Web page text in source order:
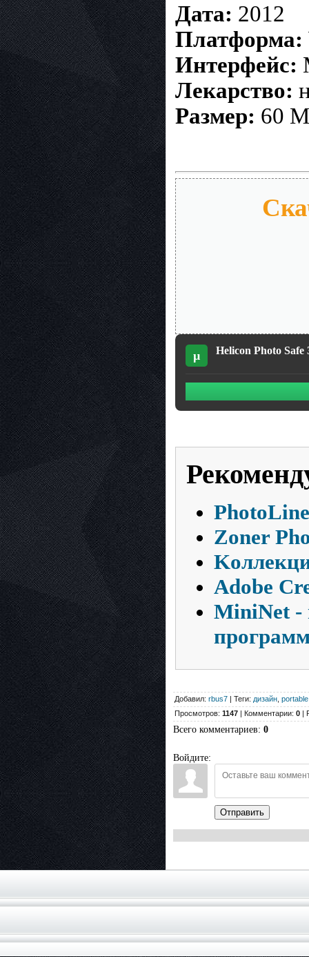
Дата: 2012
Платформа:
Интерфейс:
Лекарство:
Размер: 60
µ Helicon Photo
Zoner
Adobe
MiniNet -
Добавил: rbus7 | Теги: дизайн portable
Просмотров: 1147 | Комментарии: 0 |
Всего комментариев: 0
Войдите:
Отправить